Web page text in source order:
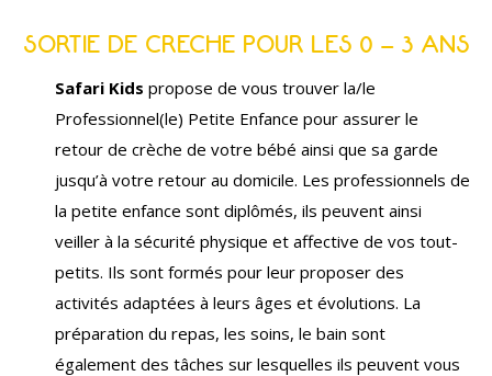
SORTIE DE CRECHE POUR LES 0 – 3 ANS
Safari Kids propose de vous trouver la/le
Professionnel(le) Petite Enfance pour assurer le
retour de crèche de votre bébé ainsi que sa garde
jusqu’à votre retour au domicile. Les professionnels de
la petite enfance sont diplômés, ils peuvent ainsi
veiller à la sécurité physique et affective de vos tout-
petits. Ils sont formés pour leur proposer des
activités adaptées à leurs âges et évolutions. La
préparation du repas, les soins, le bain sont
également des tâches sur lesquelles ils peuvent vous